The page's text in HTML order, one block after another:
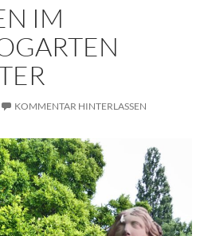
IM
KOMMENTAR HINTERLASSEN